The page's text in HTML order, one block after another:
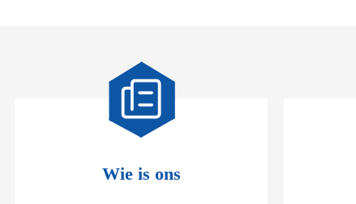
Wie is ons